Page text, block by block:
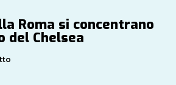
Roma si concentrano
del Chelsea